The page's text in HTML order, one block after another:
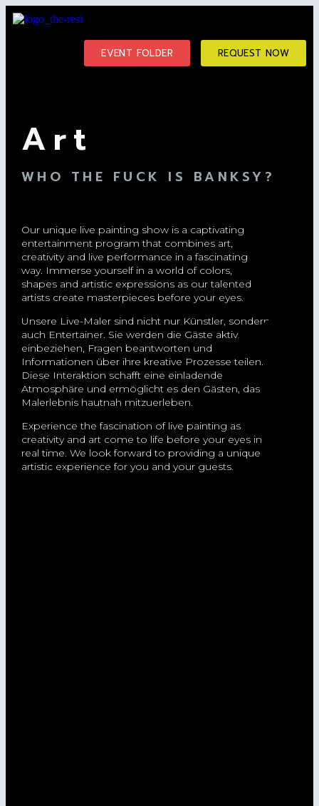
EVENT FOLDER REQUEST NOW
Art
WHO THE FUCK IS BANKSY?
Our unique live painting show is a captivating
entertainment program that combines art,
creativity and live performance in a fascinating
way. Immerse yourself in a world of colors,
shapes and artistic expressions as our talented
artists create masterpieces before your eyes.
Unsere Live-Maler sind nicht nur Künstler, sondern
auch Entertainer. Sie werden die Gäste aktiv
einbeziehen, Fragen beantworten und
Informationen über ihre kreative Prozesse teilen.
Diese Interaktion schafft eine einladende
Atmosphäre und ermöglicht es den Gästen, das
Malerlebnis hautnah mitzuerleben.
Experience the fascination of live painting as
creativity and art come to life before your eyes in
real time. We look forward to providing a unique
artistic experience for you and your guests.